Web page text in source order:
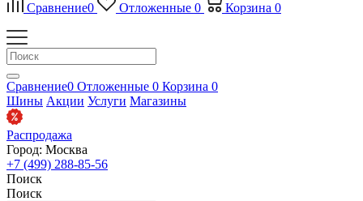
Сравнение0 Отложенные 0 Корзина 0
Сравнение0 Отложенные 0 Корзина 0
Шины Акции Услуги Магазины
Распродажа
Город: Москва
+7 (499) 288-85-56
Поиск
Поиск